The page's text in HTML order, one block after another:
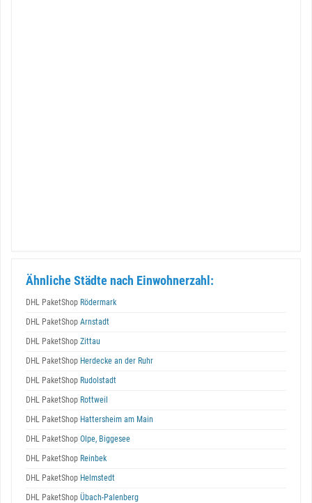
Ähnliche Städte nach Einwohnerzahl:
DHL PaketShop Rödermark
DHL PaketShop Arnstadt
DHL PaketShop Zittau
DHL PaketShop Herdecke an der Ruhr
DHL PaketShop Rudolstadt
DHL PaketShop Rottweil
DHL PaketShop Hattersheim am Main
DHL PaketShop Olpe, Biggesee
DHL PaketShop Reinbek
DHL PaketShop Helmstedt
DHL PaketShop Übach-Palenberg